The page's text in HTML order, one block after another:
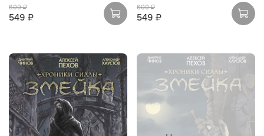
600 ₽
549 ₽
600 ₽
549 ₽